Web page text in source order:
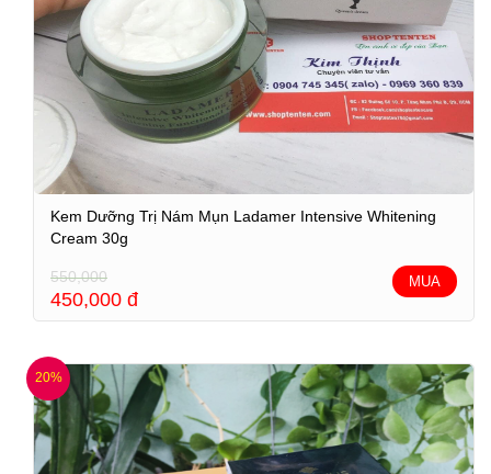
Kem Dưỡng Trị Nám Mụn Ladamer Intensive Whitening
Cream 30g
550,000
450,000 đ
MUA
20%